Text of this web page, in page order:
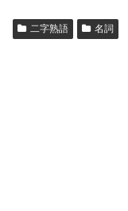
二字熟語 名詞